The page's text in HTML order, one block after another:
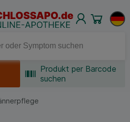
Produkt per Barcode
suchen